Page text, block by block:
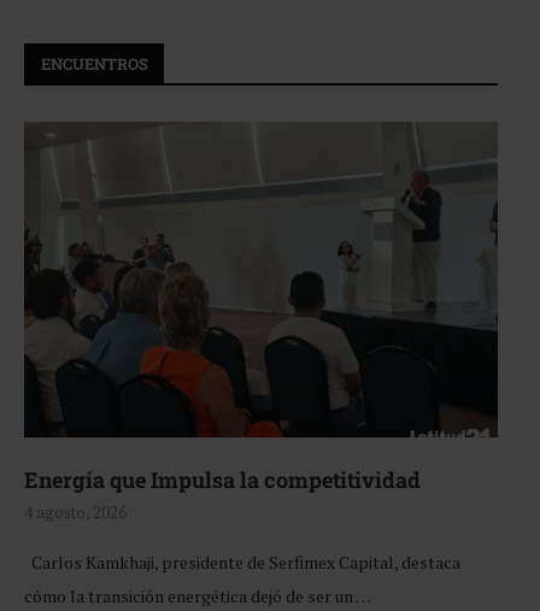
ENCUENTROS
Energía que Impulsa la competitividad
4 agosto, 2026
Carlos Kamkhaji, presidente de Serfimex Capital, destaca
cómo la transición energética dejó de ser un …